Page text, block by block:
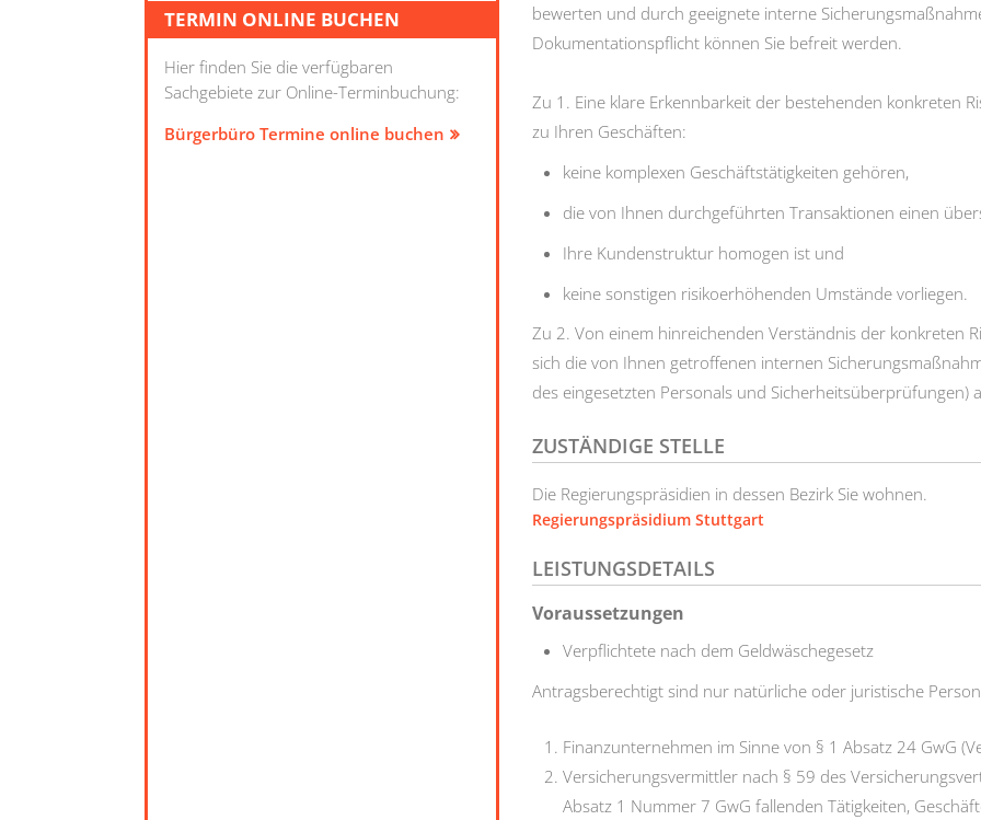
TERMIN ONLINE BUCHEN
Hier finden Sie die verfügbaren
Sachgebiete zur Online-Terminbuchung:
Bürgerbüro Termine online buchen
bewerten und durch geeignete interne
Dokumentationspflicht können Sie befreit werden.
Zu 1. Eine klare Erkennbarkeit der bestehenden konkreten
zu Ihren Geschäften:
keine komplexen Geschäftstätigkeiten gehören,
die von Ihnen durchgeführten Transaktionen einen
Ihre Kundenstruktur homogen ist und
keine sonstigen risikoerhöhenden Umstände vorliegen.
Zu 2. Von einem hinreichenden Verständnis der konkreten
sich die von Ihnen getroffenen internen
des eingesetzten Personals und Sicherheitsüberprüfungen)
ZUSTÄNDIGE STELLE
Die Regierungspräsidien in dessen Bezirk Sie wohnen.
Regierungspräsidium Stuttgart
LEISTUNGSDETAILS
Voraussetzungen
Verpflichtete nach dem Geldwäschegesetz
Antragsberechtigt sind nur natürliche oder juristische
Finanzunternehmen im Sinne von § 1 Absatz 24 GwG
Versicherungsvermittler nach § 59 des
Absatz 1 Nummer 7 GwG fallenden Tätigkeiten,